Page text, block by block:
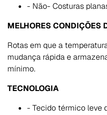
- Não- Costuras
MELHORES CONDIÇÕES
Rotas em que a
mudança rápida e
mínimo.
TECNOLOGIA
- Tecido térmico leve